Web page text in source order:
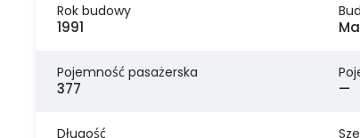
Rok budowy
1991
Pojemność pasażerska
377 —
Długość